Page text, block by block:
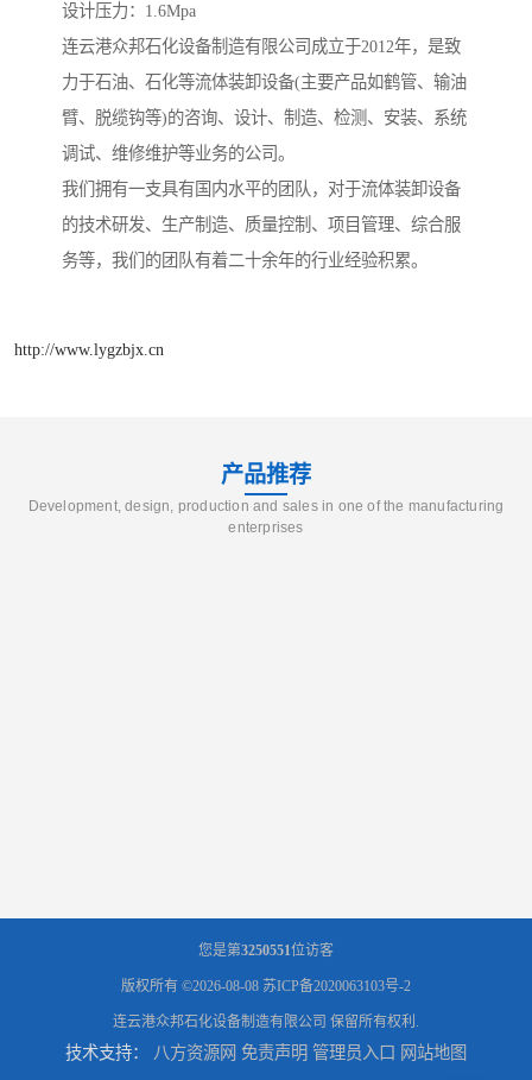
设计压力：1.6Mpa
连云港众邦石化设备制造有限公司成立于2012年，是致
力于石油、石化等流体装卸设备(主要产品如鹤管、输油
臂、脱缆钩等)的咨询、设计、制造、检测、安装、系统
调试、维修维护等业务的公司。
我们拥有一支具有国内水平的团队，对于流体装卸设备
的技术研发、生产制造、质量控制、项目管理、综合服
务等，我们的团队有着二十余年的行业经验积累。
http://www.lygzbjx.cn
产品推荐
Development, design, production and sales in one of the manufacturing
enterprises
您是第3250551位访客
版权所有 ©2026-08-08 苏ICP备2020063103号-2
连云港众邦石化设备制造有限公司 保留所有权利.
技术支持： 八方资源网 免责声明 管理员入口 网站地图